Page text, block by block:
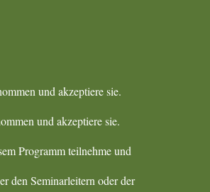
und akzeptiere sie.
und akzeptiere sie.
Programm teilnehme und
Seminarleitern oder der